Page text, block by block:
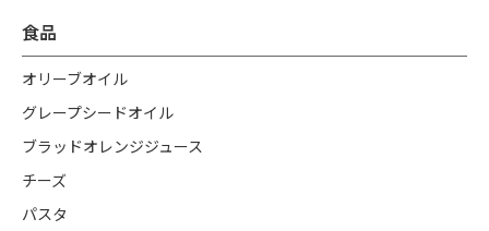
食品
オリーブオイル
グレープシードオイル
ブラッドオレンジジュース
チーズ
パスタ